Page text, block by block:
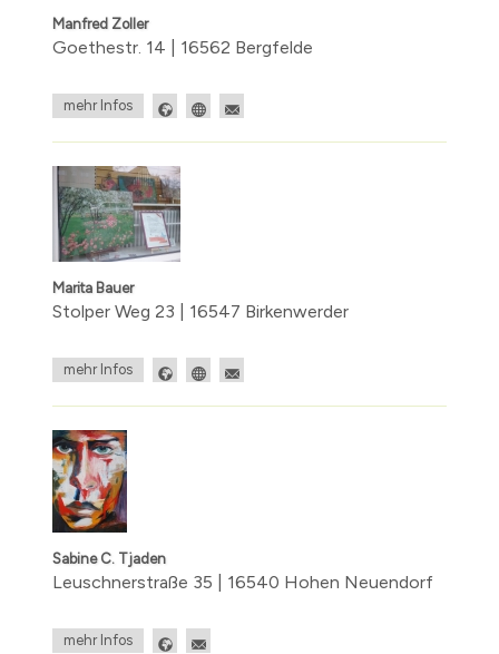
Manfred Zoller
Goethestr. 14 | 16562 Bergfelde
mehr Infos
Marita Bauer
Stolper Weg 23 | 16547 Birkenwerder
mehr Infos
Sabine C. Tjaden
Leuschnerstraße 35 | 16540 Hohen Neuendorf
mehr Infos